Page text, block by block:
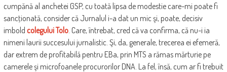
cumpănă al anchetei GSP, cu toată lipsa de modestie care-mi poate fi
sancţionată, consider că Jurnalul i-a dat un mic şi, poate, decisiv
imbold colegului Tolo. Care, întrebat, cred că va confirma, că nu-i ia
nimeni laurii succesului jurnalistic. Şi, da, generale, trecerea ei efemeră,
dar extrem de profitabilă pentru EBa, prin MTS a rămas mărturie pe
camerele şi microfoanele procurorilor DNA. La fel, însă, cum ar fi trebuit